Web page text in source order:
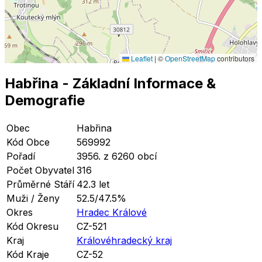
Leaflet | ©OpenStreetMapcontributors
Habřina - Základní Informace &
Demografie
Obec
Habřina
Kód Obce
569992
Pořadí
3956. z 6260 obcí
Počet Obyvatel 316
Průměrné Stáří 42.3 let
Muži / Ženy
52.5/47.5%
Okres
Hradec Králové
Kód Okresu
CZ-521
Kraj
Královéhradecký kraj
Kód Kraje
CZ-52